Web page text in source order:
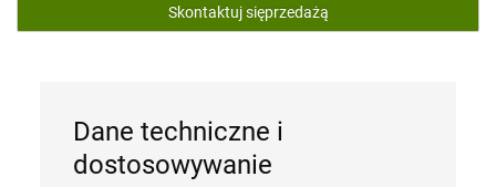
Skontaktuj sięprzedażą
Dane techniczne i
dostosowywanie